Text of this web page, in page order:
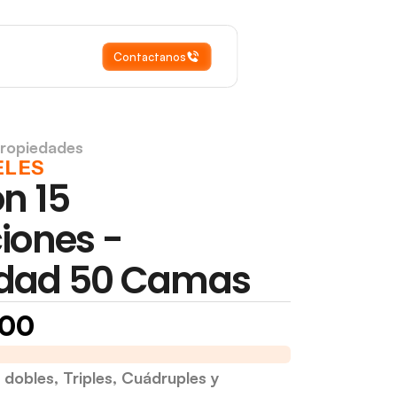
15
-
50 Camas
Triples, Cuádruples y
Contactanos